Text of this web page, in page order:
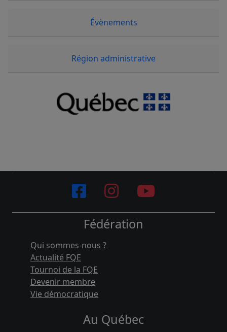
Évènements
Région administrative
Fédération
Qui sommes-nous ?
Actualité FQE
Tournoi de la FQE
Devenir membre
Vie démocratique
Au Québec